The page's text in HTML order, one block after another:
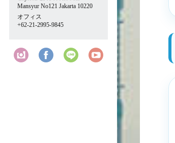
Mansyur No121 Jakarta 10220
オフィス
+62-21-2995-9845